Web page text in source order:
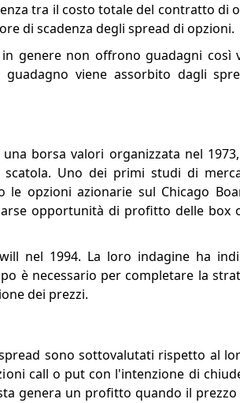
tra il costo totale del contratto di
di scadenza degli spread di opzioni.
genere non offrono guadagni così
viene assorbito dagli
borsa valori organizzata nel
Uno dei primi studi di
opzioni azionarie sul Chicago
opportunità di profitto delle box
nel 1994. La loro indagine ha
è necessario per completare la
dei prezzi.
sono sottovalutati rispetto al
call o put con l'intenzione di
genera un profitto quando il